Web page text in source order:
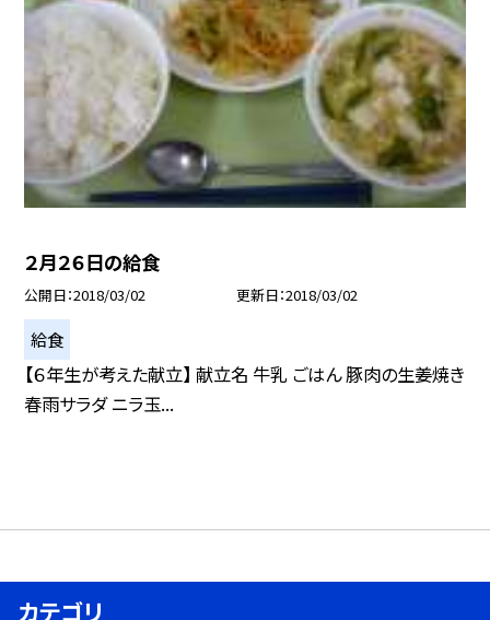
２月２６日の給食
公開日 2018/03/02 更新日 2018/03/02
給食
【６年生が考えた献立】 献立名 牛乳 ごはん 豚肉の生姜焼き
春雨サラダ ニラ玉...
カテゴリ